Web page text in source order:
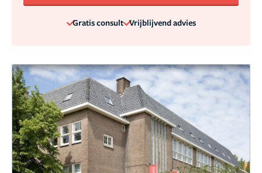
Gratis consult Vrijblijvend advies